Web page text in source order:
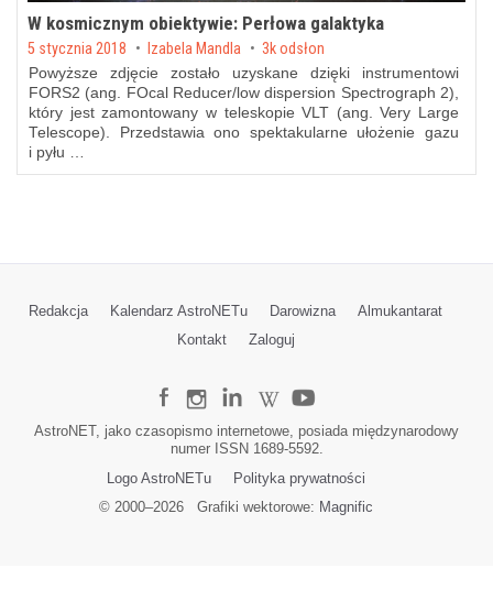
W kosmicznym obiektywie: Perłowa galaktyka
Posted on
5 stycznia 2018 by Izabela Mandla 3k odsłon
Powyższe zdjęcie zostało uzyskane dzięki instrumentowi
FORS2 (ang. FOcal Reducer/low dispersion Spectrograph 2),
który jest zamontowany w teleskopie VLT (ang. Very Large
Telescope). Przedstawia ono spektakularne ułożenie gazu
i pyłu …
Redakcja Kalendarz AstroNETu Darowizna
Almukantarat
Kontakt
Zaloguj
AstroNET, jako czasopismo internetowe, posiada międzynarodowy
numer ISSN 1689-5592.
Logo AstroNETu
Polityka prywatności
© 2000–2026Grafiki wektorowe: Magnific